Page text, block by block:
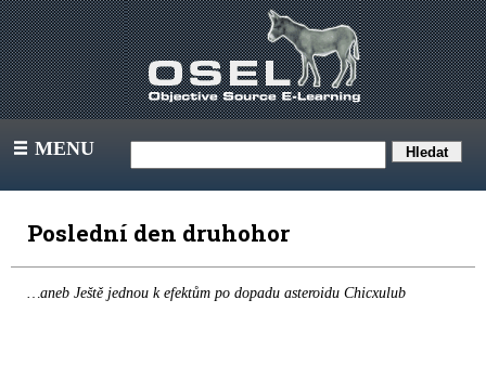
III MENU
Poslední den druhohor
…aneb Ještě jednou k efektům po dopadu asteroidu Chicxulub